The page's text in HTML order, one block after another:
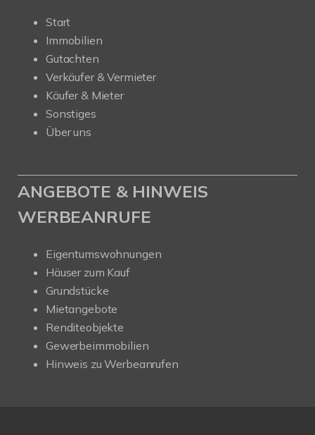
Start
Immobilien
Gutachten
Verkäufer & Vermieter
Käufer & Mieter
Sonstiges
Über uns
ANGEBOTE & HINWEIS
WERBEANRUFE
Eigentumswohnungen
Häuser zum Kauf
Grundstücke
Mietangebote
Renditeobjekte
Gewerbeimmobilien
Hinweis zu Werbeanrufen